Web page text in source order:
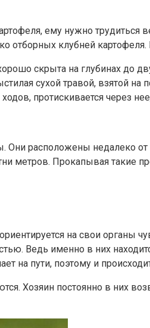
ему нужно
отборных клубней
скрыта на глубинах до
сухой травой, взятой
протискивается через
Они расположены недалеко
метров. Прокапывая
на свои органы
Ведь именно в них
на пути, поэтому и
Хозяин постоянно в них